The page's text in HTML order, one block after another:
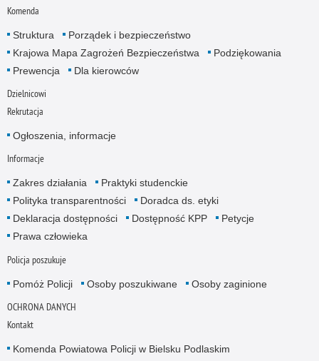
Komenda
Struktura
Porządek i bezpieczeństwo
Krajowa Mapa Zagrożeń Bezpieczeństwa
Podziękowania
Prewencja
Dla kierowców
Dzielnicowi
Rekrutacja
Ogłoszenia, informacje
Informacje
Zakres działania
Praktyki studenckie
Polityka transparentności
Doradca ds. etyki
Deklaracja dostępności
Dostępność KPP
Petycje
Prawa człowieka
Policja poszukuje
Pomóż Policji Osoby poszukiwane Osoby zaginione
OCHRONA DANYCH
Kontakt
Komenda Powiatowa Policji w Bielsku Podlaskim